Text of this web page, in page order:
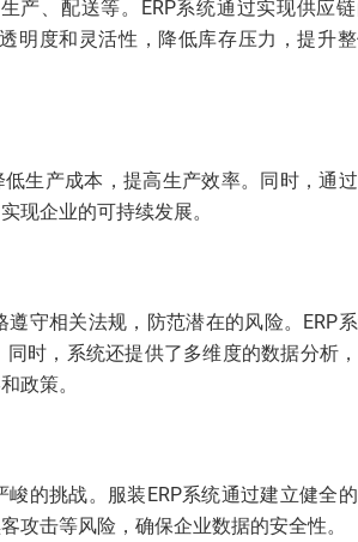
产、配送等。ERP系统通过实现供应
明度和灵活性，降低库存压力，提升
生产成本，提高生产效率。同时，通
现企业的可持续发展。
守相关法规，防范潜在的风险。ERP
时，系统还提供了多维度的数据分析
政策。
的挑战。服装ERP系统通过建立健全
攻击等风险，确保企业数据的安全性。